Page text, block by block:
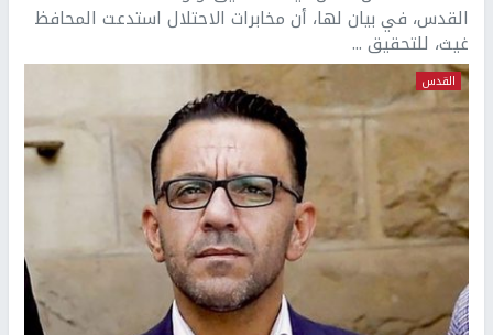
القدس، في بيان لها، أن مخابرات الاحتلال استدعت المحافظ
غيث، للتحقيق ...
القدس